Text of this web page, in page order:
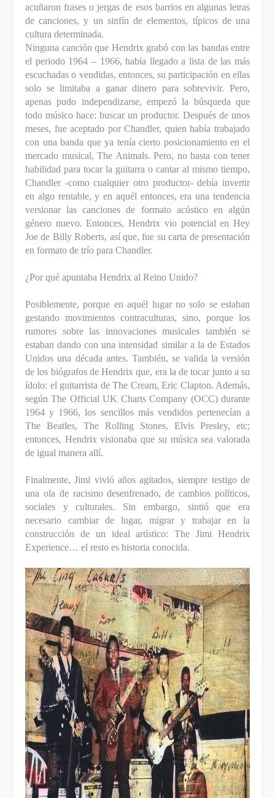
acuñaron frases o jergas de esos barrios en algunas letras
de canciones, y un sinfín de elementos, típicos de una
cultura determinada.
Ninguna canción que Hendrix grabó con las bandas entre
el periodo 1964 – 1966, había llegado a lista de las más
escuchadas o vendidas, entonces, su participación en ellas
solo se limitaba a ganar dinero para sobrevivir. Pero,
apenas pudo independizarse, empezó la búsqueda que
todo músico hace: buscar un productor. Después de unos
meses, fue aceptado por Chandler, quien había trabajado
con una banda que ya tenía cierto posicionamiento en el
mercado musical, The Animals. Pero, no basta con tener
habilidad para tocar la guitarra o cantar al mismo tiempo,
Chandler -como cualquier otro productor- debía invertir
en algo rentable, y en aquél entonces, era una tendencia
versionar las canciones de formato acústico en algún
género nuevo. Entonces, Hendrix vio potencial en Hey
Joe de Billy Roberts, así que, fue su carta de presentación
en formato de trío para Chandler.
¿Por qué apuntaba Hendrix al Reino Unido?
Posiblemente, porque en aquél lugar no solo se estaban
gestando movimientos contraculturas, sino, porque los
rumores sobre las innovaciones musicales también se
estaban dando con una intensidad similar a la de Estados
Unidos una década antes. También, se valida la versión
de los biógrafos de Hendrix que, era la de tocar junto a su
ídolo: el guitarrista de The Cream, Eric Clapton. Además,
según The Official UK Charts Company (OCC) durante
1964 y 1966, los sencillos más vendidos pertenecían a
The Beatles, The Rolling Stones, Elvis Presley, etc;
entonces, Hendrix visionaba que su música sea valorada
de igual manera allí.
Finalmente, Jimi vivió años agitados, siempre testigo de
una ola de racismo desenfrenado, de cambios políticos,
sociales y culturales. Sin embargo, sintió que era
necesario cambiar de lugar, migrar y trabajar en la
construcción de un ideal artístico: The Jimi Hendrix
Experience… el resto es historia conocida.